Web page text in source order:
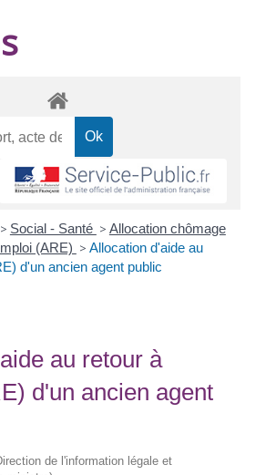
> Social - Santé > Allocation chômage
(ARE) > Allocation d'aide au
d'un ancien agent public
au retour à
d'un ancien agent
de l'information légale et